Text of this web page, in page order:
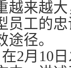
越来越
员工的
途径。
在2月10